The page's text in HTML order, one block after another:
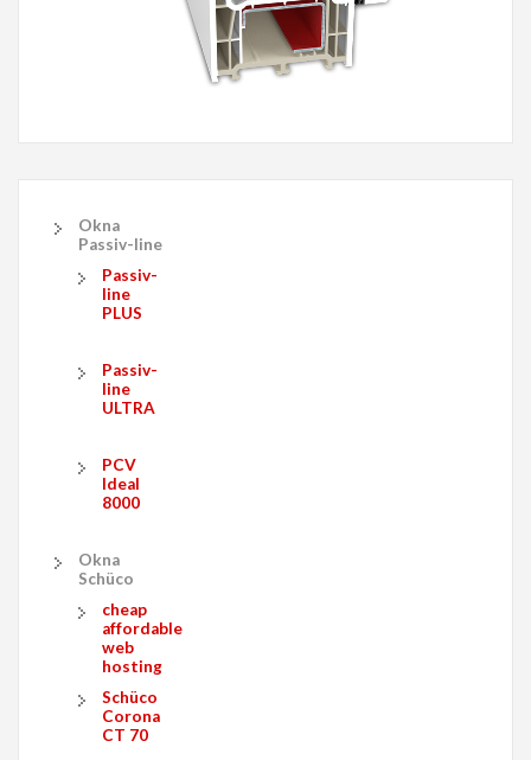
Okna
Passiv-line
Passiv-
line
PLUS
Passiv-
line
ULTRA
PCV
Ideal
8000
Okna
Schüco
cheap
affordable
web
hosting
Schüco
Corona
CT 70